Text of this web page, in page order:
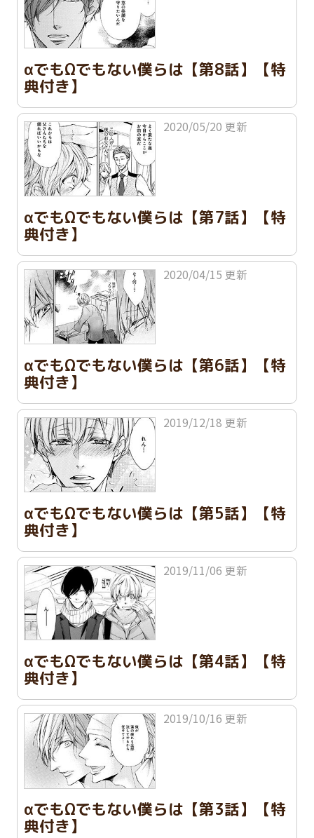
αでもΩでもない僕らは【第8話】【特
典付き】
2020/05/20 更新
αでもΩでもない僕らは【第7話】【特
典付き】
2020/04/15 更新
αでもΩでもない僕らは【第6話】【特
典付き】
2019/12/18 更新
αでもΩでもない僕らは【第5話】【特
典付き】
2019/11/06 更新
αでもΩでもない僕らは【第4話】【特
典付き】
2019/10/16 更新
αでもΩでもない僕らは【第3話】【特
典付き】